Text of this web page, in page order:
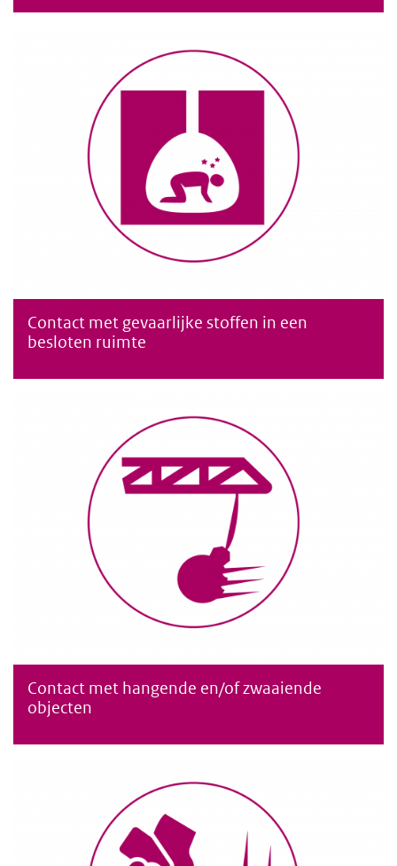
Contact met gevaarlijke stoffen in een besloten ruimte
Contact met gevaarlijke stoffen in een
besloten ruimte
Contact met hangende en/of zwaaiende objecten
Contact met hangende en/of zwaaiende
objecten